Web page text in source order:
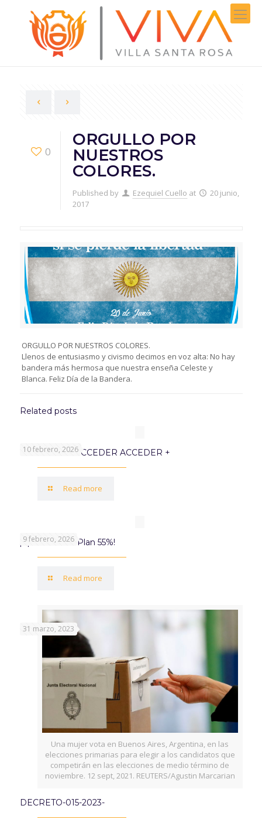
0
ORGULLO POR
NUESTROS
COLORES.
Published by Ezequiel Cuello at
20 junio,
2017
ORGULLO POR NUESTROS COLORES.
Llenos de entusiasmo y civismo decimos en voz alta: No hay
bandera más hermosa que nuestra enseña Celeste y
Blanca. Feliz Día de la Bandera.
Related posts
10 febrero, 2026
PROGRAMA ACCEDER ACCEDER +
Read more
9 febrero, 2026
¡Aprovechá el Plan 55%!
Read more
Una mujer vota en Buenos Aires, Argentina, en las
elecciones primarias para elegir a los candidatos que
competirán en las elecciones de medio término de
noviembre. 12 sept, 2021. REUTERS/Agustin Marcarian
31 marzo, 2023
DECRETO-015-2023-